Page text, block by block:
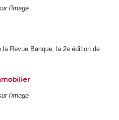
l'image
Revue Banque, la 2e édition de
l'image